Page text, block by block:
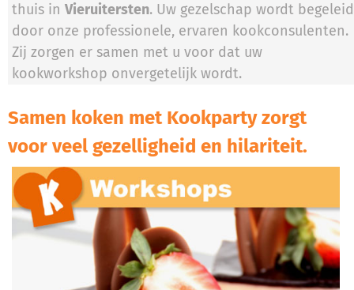
thuis in Vieruitersten. Uw gezelschap wordt begeleid
door onze professionele, ervaren kookconsulenten.
Zij zorgen er samen met u voor dat uw
kookworkshop onvergetelijk wordt.
Samen koken met Kookparty zorgt
voor veel gezelligheid en hilariteit.